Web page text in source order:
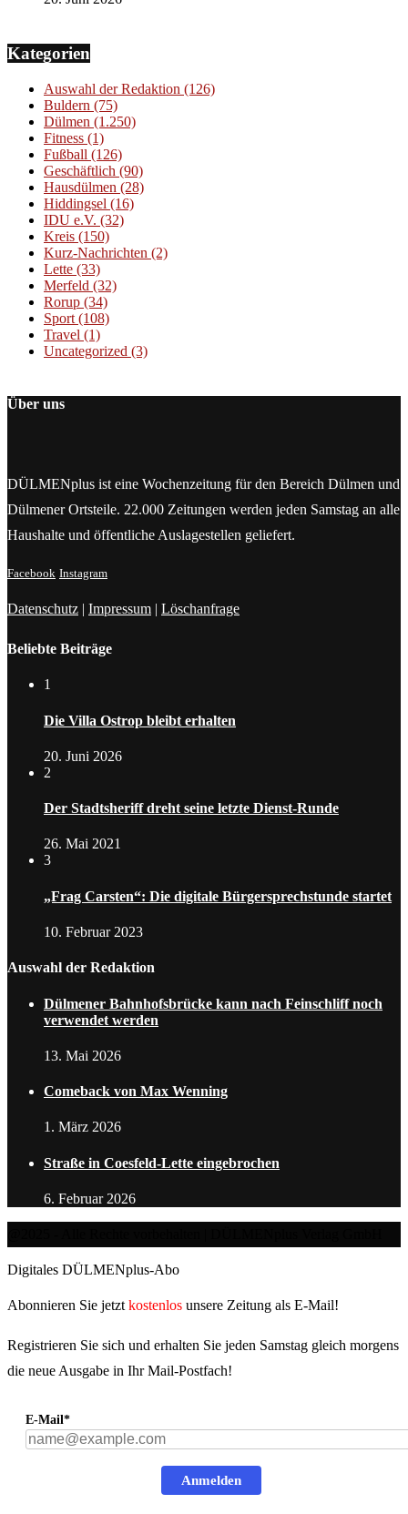
Kategorien
Auswahl der Redaktion (126)
Buldern (75)
Dülmen (1.250)
Fitness (1)
Fußball (126)
Geschäftlich (90)
Hausdülmen (28)
Hiddingsel (16)
IDU e.V. (32)
Kreis (150)
Kurz-Nachrichten (2)
Lette (33)
Merfeld (32)
Rorup (34)
Sport (108)
Travel (1)
Uncategorized (3)
Über uns
DÜLMENplus ist eine Wochenzeitung für den Bereich Dülmen und
Dülmener Ortsteile. 22.000 Zeitungen werden jeden Samstag an alle
Haushalte und öffentliche Auslagestellen geliefert.
Facebook Instagram
Datenschutz | Impressum | Löschanfrage
Beliebte Beiträge
1
Die Villa Ostrop bleibt erhalten
20. Juni 2026
2
Der Stadtsheriff dreht seine letzte Dienst-Runde
26. Mai 2021
3
„Frag Carsten“: Die digitale Bürgersprechstunde startet
10. Februar 2023
Auswahl der Redaktion
Dülmener Bahnhofsbrücke kann nach Feinschliff noch
verwendet werden
13. Mai 2026
Comeback von Max Wenning
1. März 2026
Straße in Coesfeld-Lette eingebrochen
6. Februar 2026
Digitales DÜLMENplus-Abo
Abonnieren Sie jetzt kostenlos unsere Zeitung als E-Mail!
Registrieren Sie sich und erhalten Sie jeden Samstag gleich morgens
die neue Ausgabe in Ihr Mail-Postfach!
E-Mail*
Anmelden